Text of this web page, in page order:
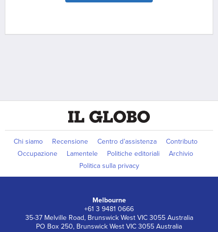
Chi siamo Recensione Centro d’assistenza
Contributo
Occupazione
Lamentele Politiche editoriali
Archivio
Politica sulla privacy
Melbourne
+61 3 9481 0666
35-37 Melville Road, Brunswick West VIC 3055 Australia
PO Box 250, Brunswick West VIC 3055 Australia